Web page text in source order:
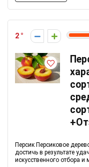
2
Персик Персиковое
достичь в результате
искусственного отбора и